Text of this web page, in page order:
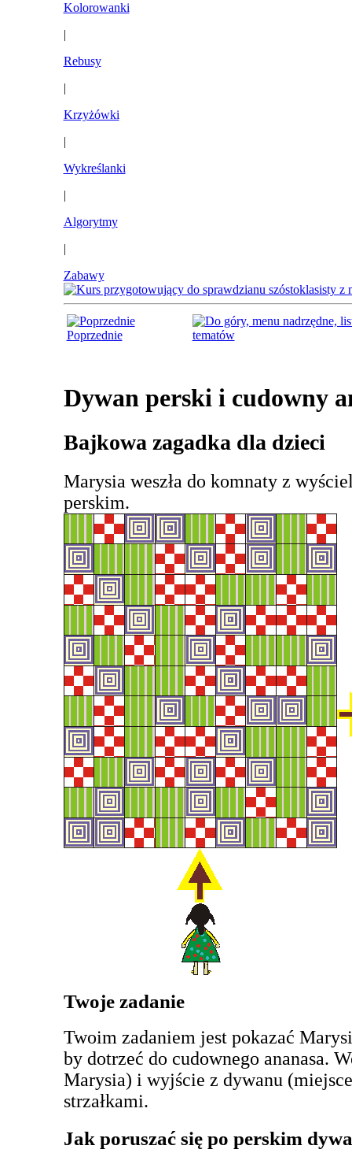
Kolorowanki
|
Rebusy
|
Krzyżówki
|
Wykreślanki
|
Algorytmy
|
Zabawy
Poprzednie tematów
Dywan perski i cudowny
Bajkowa zagadka dla dzieci
Marysia weszła do komnaty z
perskim.
Twoje zadanie
Twoim zadaniem jest pokazać
by dotrzeć do cudownego ananasa.
Marysia) i wyjście z dywanu
strzałkami.
Jak poruszać się po perskim